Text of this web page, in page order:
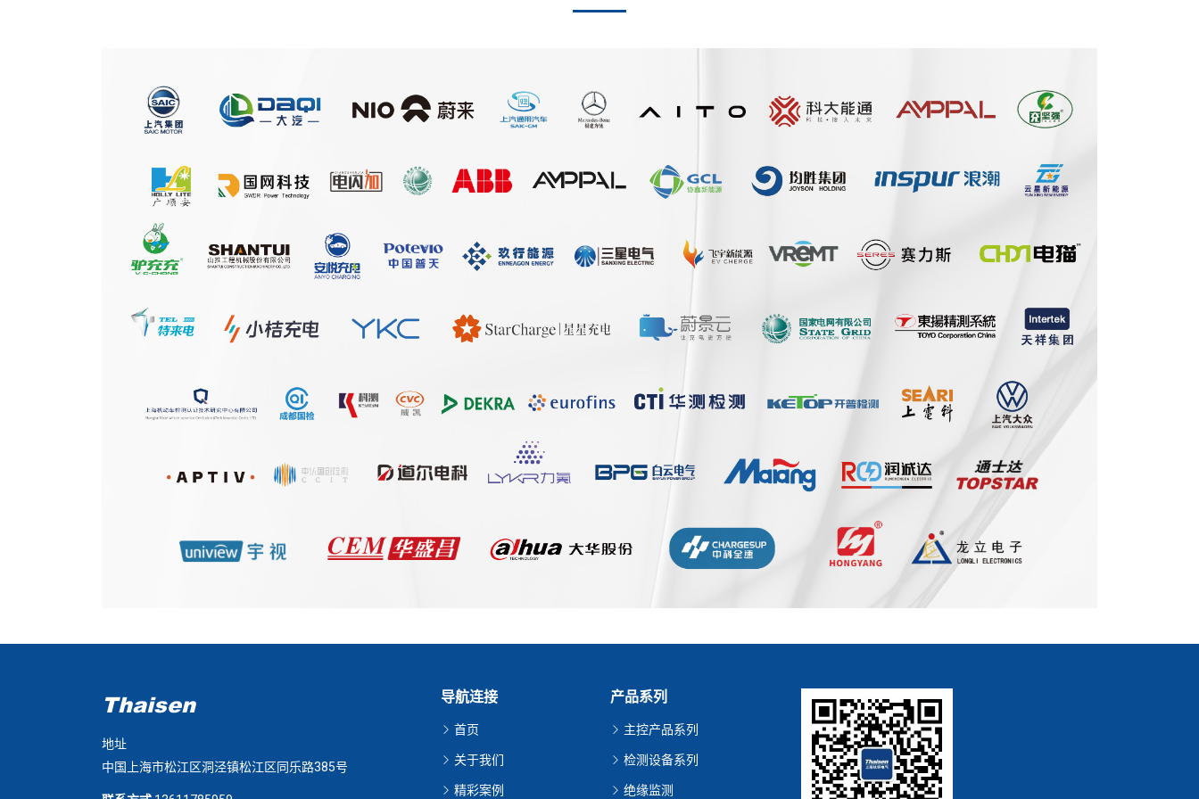
Thaisen
地址
中国上海市松江区洞泾镇松江区同乐路385号
导航连接
首页
关于我们
精彩案例
产品系列
主控产品系列
检测设备系列
绝缘监测